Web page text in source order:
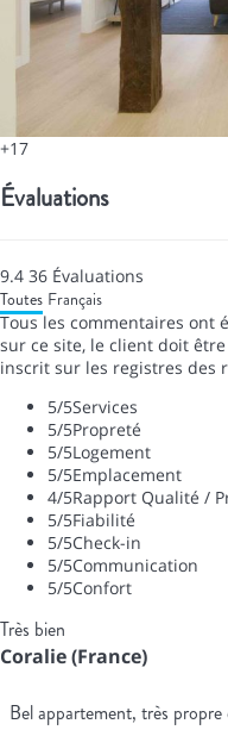
+17
Évaluations
9.4 36 Évaluations
Toutes Français
Tous les commentaires ont
sur ce site, le client doit
inscrit sur les registres des
5/5Services
5/5Propreté
5/5Logement
5/5Emplacement
4/5Rapport Qualité /
5/5Fiabilité
5/5Check-in
5/5Communication
5/5Confort
Très bien
Coralie (France)
Bel appartement, très propre